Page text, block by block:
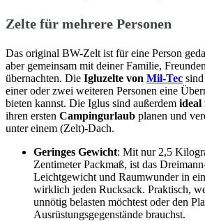
Zelte für mehrere Personen
Das original BW-Zelt ist für eine Person
aber gemeinsam mit deiner Familie,
übernachten. Die Igluzelte von Mil-Tec
einer oder zwei weiteren Personen eine
bieten kannst. Die Iglus sind außerdem ideal
ihren ersten Campingurlaub planen und
unter einem (Zelt)-Dach.
Geringes Gewicht: Mit nur 2,5
Zentimeter Packmaß, ist das
Leichtgewicht und Raumwunder in
wirklich jeden Rucksack. Praktisch,
unnötig belasten möchtest oder den
Ausrüstungsgegenstände brauchst.